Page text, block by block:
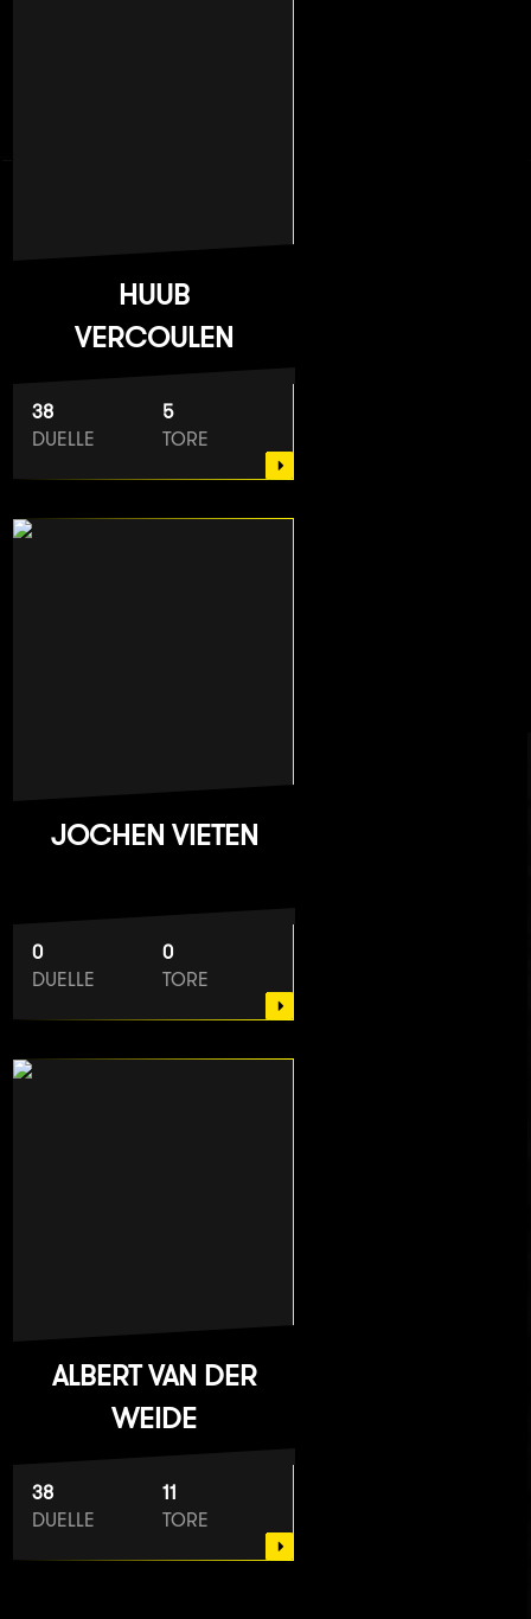
HUUB
VERCOULEN
38
DUELLE
5
TORE
JOCHEN VIETEN
0
DUELLE
0
TORE
ALBERT VAN DER
WEIDE
38
DUELLE
11
TORE